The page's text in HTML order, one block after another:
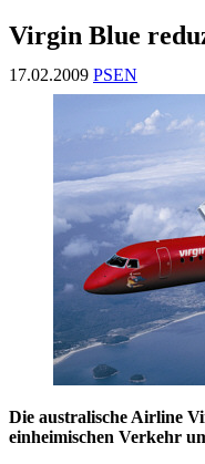
Virgin Blue
17.02.2009 PSEN
Die australische Airline
einheimischen Verkehr